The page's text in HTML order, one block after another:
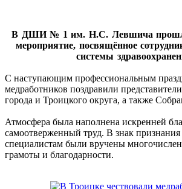
В ДШИ № 1 им. Н.С. Левшича
мероприятие, посвящённое
системы
С наступающим профессиональным
медработников поздравили
города и Троицкого округа, а также
Атмосфера была наполнена искренней
самоотверженный труд. В знак
специалистам были вручены
грамоты и благодарности.